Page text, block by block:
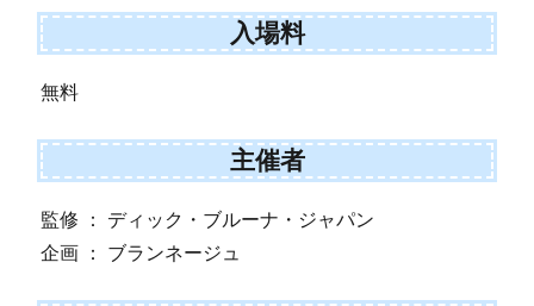
入場料
無料
主催者
監修 ： ディック・ブルーナ・ジャパン
企画 ： ブランネージュ